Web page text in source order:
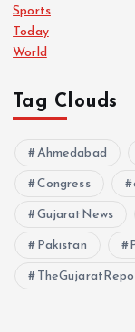
Sports
Today
World
Tag Clouds
Ahmedabad
Congress
GujaratNews
Pakistan